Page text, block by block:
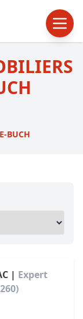
BUCH
| Expert